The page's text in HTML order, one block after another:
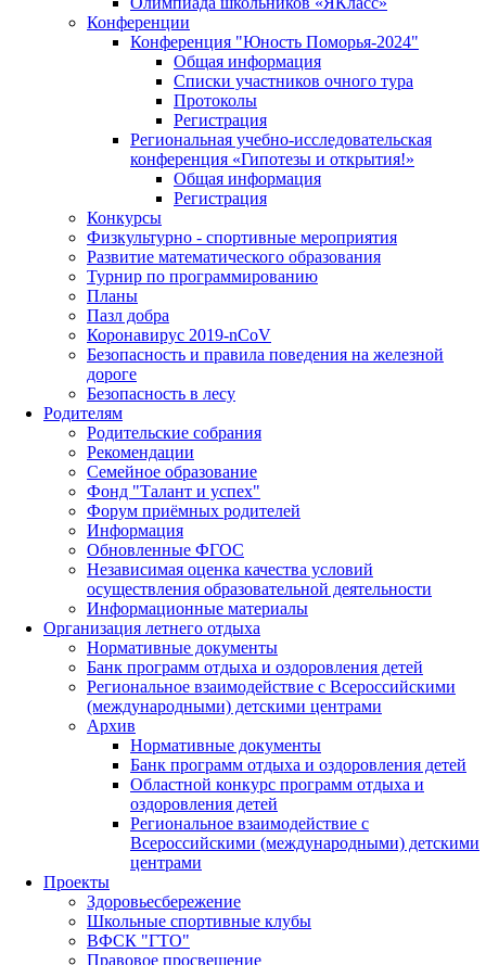
Конференции
Конференция "Юность Поморья-2024"
Общая информация
Списки участников очного тура
Протоколы
Регистрация
Региональная учебно-исследовательская
конференция «Гипотезы и открытия!»
Общая информация
Регистрация
Конкурсы
Физкультурно - спортивные мероприятия
Развитие математического образования
Турнир по программированию
Планы
Пазл добра
Коронавирус 2019-nCoV
Безопасность и правила поведения на железной
дороге
Безопасность в лесу
Родителям
Родительские собрания
Рекомендации
Семейное образование
Фонд "Талант и успех"
Форум приёмных родителей
Информация
Обновленные ФГОС
Независимая оценка качества условий
осуществления образовательной деятельности
Информационные материалы
Организация летнего отдыха
Нормативные документы
Банк программ отдыха и оздоровления детей
Региональное взаимодействие с Всероссийскими
(международными) детскими центрами
Архив
Нормативные документы
Банк программ отдыха и оздоровления детей
Областной конкурс программ отдыха и
оздоровления детей
Региональное взаимодействие с
Всероссийскими (международными) детскими
центрами
Проекты
Здоровьесбережение
Школьные спортивные клубы
ВФСК "ГТО"
Правовое просвещение